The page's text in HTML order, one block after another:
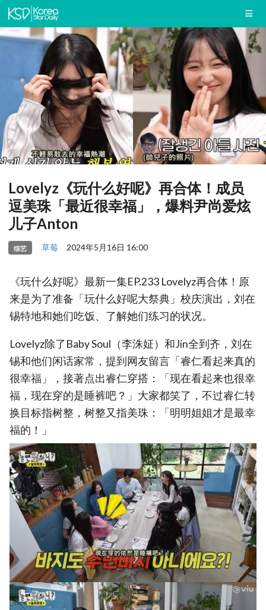
Lovelyz《玩什么好呢》再合体！成员
逗美珠「最近很幸福」，爆料尹尚爱炫
儿子Anton
综艺 草莓 2024年5月16日 16:00
《玩什么好呢》最新一集EP.233 Lovelyz再合体！原
来是为了准备「玩什么好呢大祭典」校庆演出，刘在
锡特地和她们吃饭、了解她们练习的状况。
Lovelyz除了Baby Soul（李洙姃）和Jin全到齐，刘在
锡和他们闲话家常，提到网友留言「睿仁看起来真的
很幸福」，接著点出睿仁穿搭：「现在看起来也很幸
福，现在穿的是睡裤吧？」大家都笑了，不过睿仁转
换目标指树整，树整又指美珠：「明明姐姐才是最幸
福的！」